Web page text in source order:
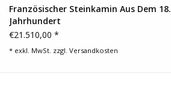
Französischer Steinkamin Aus Dem 18.
Jahrhundert
€21.510,00 *
* exkl. MwSt. zzgl. Versandkosten